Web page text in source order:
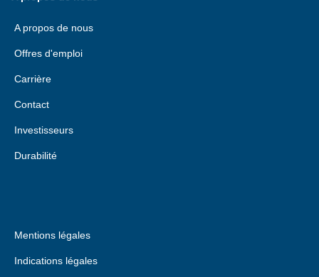
A propos de nous
Offres d'emploi
Carrière
Contact
Investisseurs
Durabilité
Mentions légales
Indications légales